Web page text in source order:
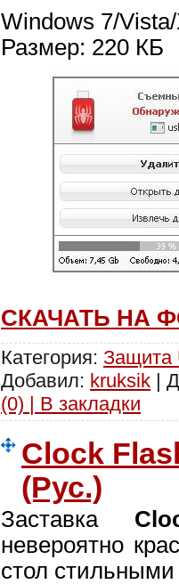
Windows 7/
Размер: 220 КБ
СКАЧАТЬ НА
Категория: Защита
Добавил: kruksik |
(0) | В закладки
Clock
(Рус.)
Заставка
невероятно
стол